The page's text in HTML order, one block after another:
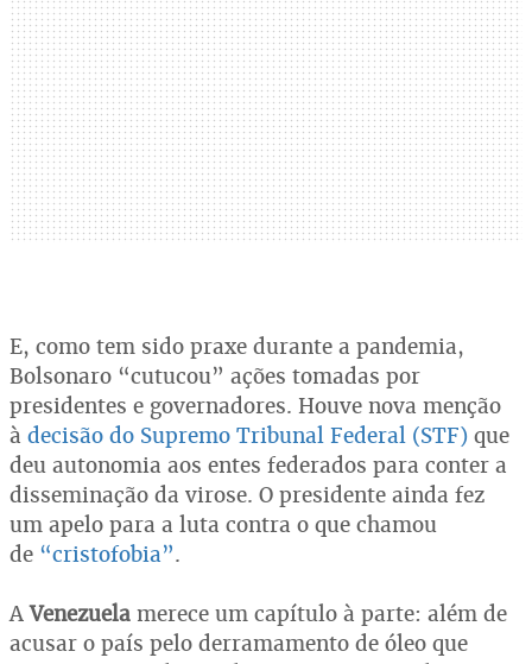
E, como tem sido praxe durante a pandemia,
Bolsonaro “cutucou” ações tomadas por
presidentes e governadores. Houve nova menção
à decisão do Supremo Tribunal Federal (STF) que
deu autonomia aos entes federados para conter a
disseminação da virose. O presidente ainda fez
um apelo para a luta contra o que chamou
de “cristofobia”.
AVenezuela merece um capítulo à parte: além de
acusar o país pelo derramamento de óleo que